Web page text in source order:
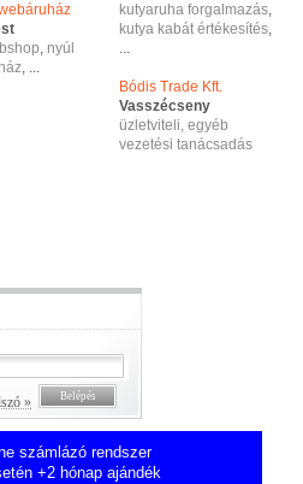
kutyaruha forgalmazás,
kutya kabát értékesítés,
...
Bódis Trade Kft.
Vasszécseny
üzletviteli, egyéb
vezetési tanácsadás
, nyúl
, ...
»
számlázó rendszer
+2 hónap ajándék